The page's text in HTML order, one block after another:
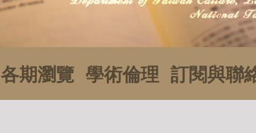
各期瀏覽 學術倫理 訂閱與聯